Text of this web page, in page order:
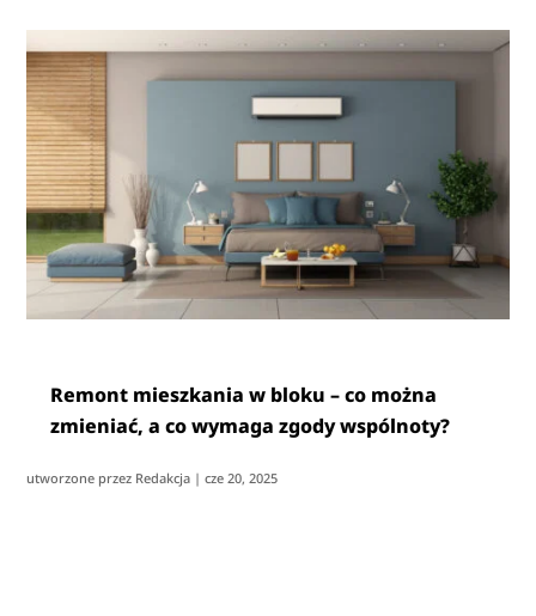
Remont mieszkania w bloku – co można
zmieniać, a co wymaga zgody wspólnoty?
utworzone przez Redakcja |cze 20, 2025